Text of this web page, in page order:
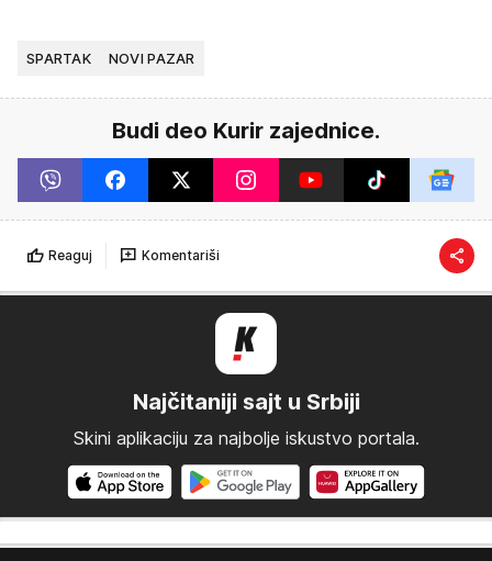
SPARTAK NOVI PAZAR
Budi deo Kurir zajednice.
Reaguj Komentariši
Najčitaniji sajt u Srbiji
Skini aplikaciju za najbolje iskustvo portala.